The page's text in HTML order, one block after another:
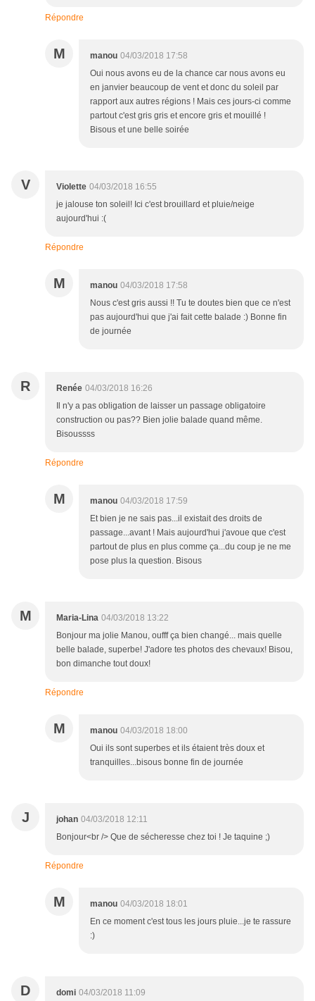
Répondre
M manou 04/03/2018 17:58
Oui nous avons eu de la chance car nous avons eu
en janvier beaucoup de vent et donc du soleil par
rapport aux autres régions ! Mais ces jours-ci comme
partout c'est gris gris et encore gris et mouillé !
Bisous et une belle soirée
V Violette 04/03/2018 16:55
je jalouse ton soleil! Ici c'est brouillard et pluie/neige
aujourd'hui :(
Répondre
M manou 04/03/2018 17:58
Nous c'est gris aussi !! Tu te doutes bien que ce n'est
pas aujourd'hui que j'ai fait cette balade :) Bonne fin
de journée
R Renée 04/03/2018 16:26
Il n'y a pas obligation de laisser un passage obligatoire
construction ou pas?? Bien jolie balade quand même.
Bisoussss
Répondre
M manou 04/03/2018 17:59
Et bien je ne sais pas...il existait des droits de
passage...avant ! Mais aujourd'hui j'avoue que c'est
partout de plus en plus comme ça...du coup je ne me
pose plus la question. Bisous
M Maria-Lina 04/03/2018 13:22
Bonjour ma jolie Manou, oufff ça bien changé... mais quelle
belle balade, superbe! J'adore tes photos des chevaux! Bisou,
bon dimanche tout doux!
Répondre
M manou 04/03/2018 18:00
Oui ils sont superbes et ils étaient très doux et
tranquilles...bisous bonne fin de journée
J johan 04/03/2018 12:11
Bonjour<br /> Que de sécheresse chez toi ! Je taquine ;)
Répondre
M manou 04/03/2018 18:01
En ce moment c'est tous les jours pluie...je te rassure
:)
D domi 04/03/2018 11:09